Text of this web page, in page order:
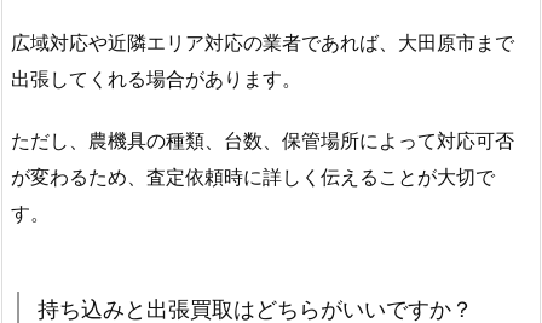
広域対応や近隣エリア対応の業者であれば、大田原市まで
出張してくれる場合があります。
ただし、農機具の種類、台数、保管場所によって対応可否
が変わるため、査定依頼時に詳しく伝えることが大切で
す。
持ち込みと出張買取はどちらがいいですか？